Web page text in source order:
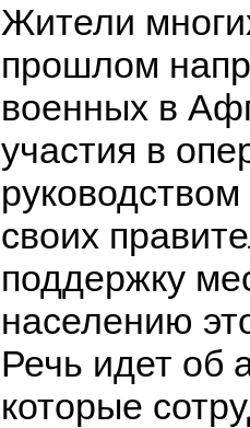
Жители
прошлом
военных в
участия в
своих
поддержку
населению
Речь идет об
которые